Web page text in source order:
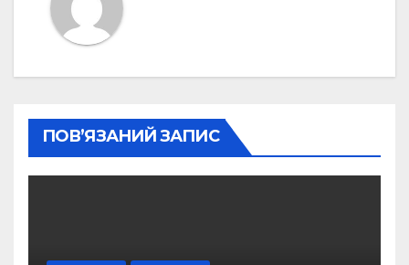
ПОВ’ЯЗАНИЙ ЗАПИС